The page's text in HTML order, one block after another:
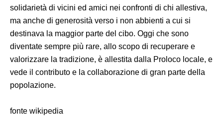
solidarietà di vicini ed amici nei confronti di chi allestiva,
ma anche di generosità verso i non abbienti a cui si
destinava la maggior parte del cibo. Oggi che sono
diventate sempre più rare, allo scopo di recuperare e
valorizzare la tradizione, è allestita dalla Proloco locale, e
vede il contributo e la collaborazione di gran parte della
popolazione.
fonte wikipedia